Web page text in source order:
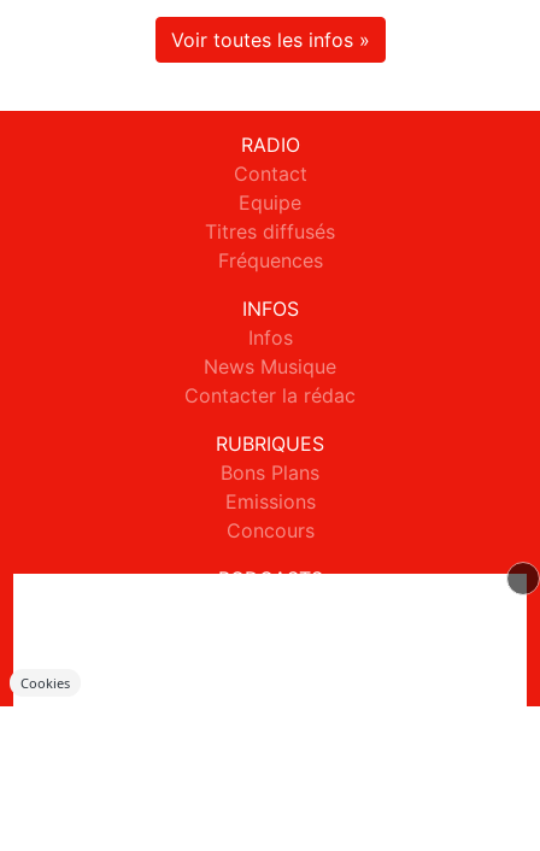
Voir toutes les infos »
RADIO
Contact
Equipe
Titres diffusés
Fréquences
INFOS
Infos
News Musique
Contacter la rédac
RUBRIQUES
Bons Plans
Emissions
Concours
PODCASTS
Cookies